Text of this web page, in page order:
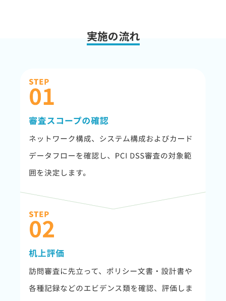
実施の流れ